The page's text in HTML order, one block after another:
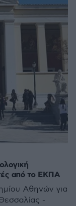
από το ΕΚΠΑ
Αθηνών για
-